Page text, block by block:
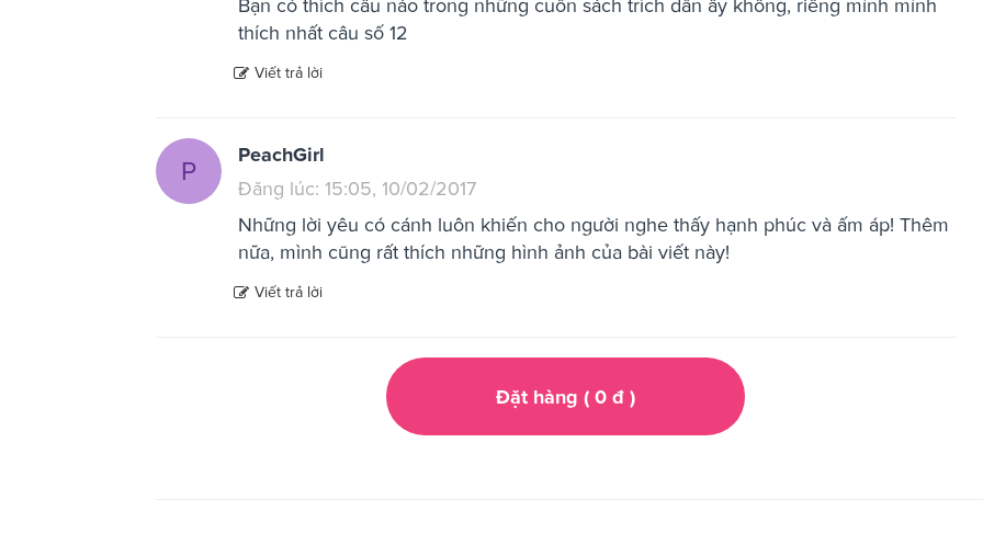
Bạn có thích câu nào trong những cuốn sách trích dẫn ấy không, riêng mình mình
thích nhất câu số 12
Viết trả lời
P
PeachGirl
Đăng lúc: 15:05, 10/02/2017
Những lời yêu có cánh luôn khiến cho người nghe thấy hạnh phúc và ấm áp! Thêm
nữa, mình cũng rất thích những hình ảnh của bài viết này!
Viết trả lời
Đặt hàng ( 0đ )